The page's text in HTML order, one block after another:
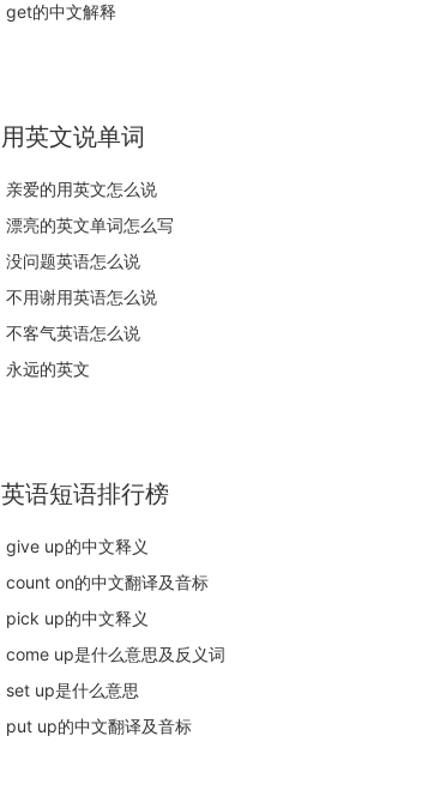
get的中文解释
用英文说单词
亲爱的用英文怎么说
漂亮的英文单词怎么写
没问题英语怎么说
不用谢用英语怎么说
不客气英语怎么说
永远的英文
英语短语排行榜
give up的中文释义
count on的中文翻译及音标
pick up的中文释义
come up是什么意思及反义词
set up是什么意思
put up的中文翻译及音标